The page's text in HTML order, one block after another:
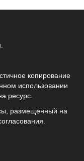
копирование
использовании
ресурс.
размещенный на